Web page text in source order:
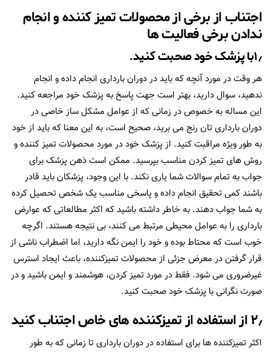
اجتناب از برخی از محصولات تمیز کننده و انجام
ندادن برخی فعالیت ها
۱٫با پزشک خود صحبت کنید.
هر وقت در مورد آنچه که باید در دوران بارداری انجام داده و انجام
ندهید، سوال دارید، بهتر است جهت پاسخ به پزشک خود مراجعه کنید.
این مساله به خصوص در زمانی که از عوامل مشکل ساز خاصی در
دوران بارداری تان رنج می برید، صحیح است، به این معنا که باید از خود
به طور ویژه مراقبت کنید. از پزشک خود در مورد محصولات تمیز کننده و
روش های تمیز کردن مناسب بپرسید. ممکن است ذهن پزشک برای
جواب به تمام سوالات شما یاری نکند. با این وجود، پزشکان باید قادر
باشند کمی تحقیق انجام داده و پاسخی مناسب یک شخص تحصیل کرده
به شما جواب دهند. به خاطر داشته باشید که اکثر مطالعاتی که عوارض
بارداری را به عوامل محیطی مرتبط می کنند، بی نتیجه هستند. اگرچه
خوب است که محتاط بوده و خود را ایمن نگه دارید، اما اضطراب ناشی از
قرار گرفتن در معرض جزئی از محصولات تمیزکننده، باعث ایجاد استرس
غیرضروری می شود. فقط در مورد تمیز کردن، هوشمند و ایمن باشید و در
صورت نگرانی با پزشک خود صحبت کنید.
۲٫ از استفاده از تمیزکننده های خاص اجتناب کنید
اکثر تمیزکننده ها برای استفاده در دوران بارداری تا زمانی که به طور